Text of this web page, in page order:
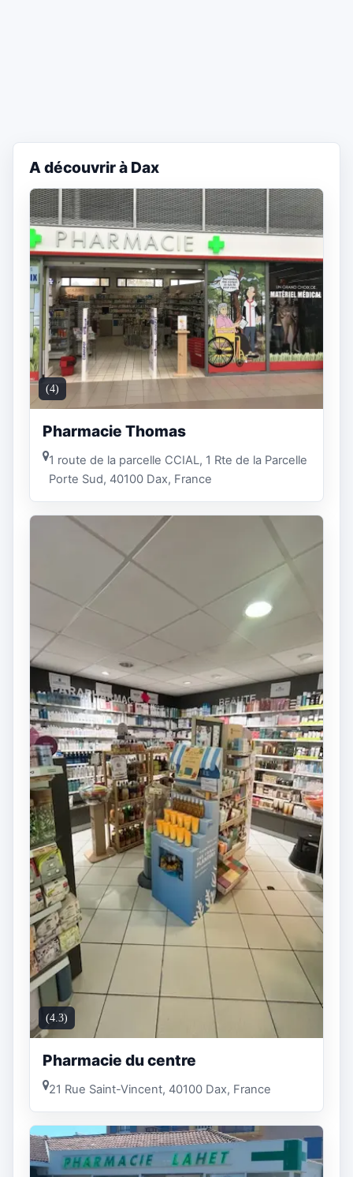
A découvrir à Dax
(4)
Pharmacie Thomas
1 route de la parcelle CCIAL, 1 Rte de la Parcelle
Porte Sud, 40100 Dax, France
(4.3)
Pharmacie du centre
21 Rue Saint-Vincent, 40100 Dax, France